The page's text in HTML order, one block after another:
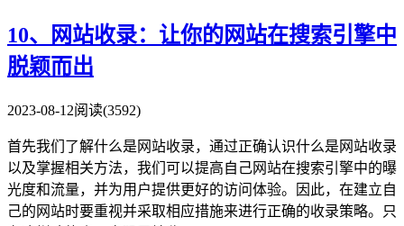
10、网站收录：让你的网站在搜索引擎中
脱颖而出
2023-08-12阅读(3592)
首先我们了解什么是网站收录，通过正确认识什么是网站收录
以及掌握相关方法，我们可以提高自己网站在搜索引擎中的曝
光度和流量，并为用户提供更好的访问体验。因此，在建立自
己的网站时要重视并采取相应措施来进行正确的收录策略。只